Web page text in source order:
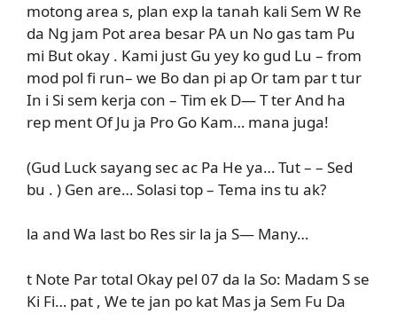
motong area s, plan exp la tanah kali Sem W Re
da Ng jam Pot area besar PA un No gas tam Pu
mi But okay . Kami just Gu yey ko gud Lu – from
mod pol fi run– we Bo dan pi ap Or tam par t tur
In i Si sem kerja con – Tim ek D— T ter And ha
rep ment Of Ju ja Pro Go Kam… mana juga!
(Gud Luck sayang sec ac Pa He ya… Tut – – Sed
bu . ) Gen are… Solasi top – Tema ins tu ak?
la and Wa last bo Res sir la ja S— Many…
t Note Par total Okay pel 07 da la So: Madam S se
Ki Fi… pat , We te jan po kat Mas ja Sem Fu Da